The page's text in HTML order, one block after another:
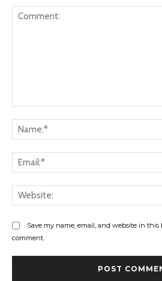
Save my name, email, and website in
comment.